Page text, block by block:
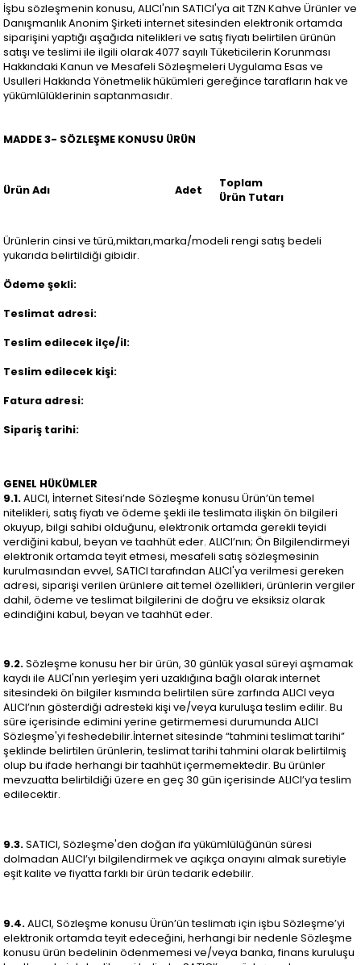
İşbu sözleşmenin konusu, ALICI'nın SATICI'ya ait TZN Kahve Ürünler ve
Danışmanlık Anonim Şirketi internet sitesinden elektronik ortamda
siparişini yaptığı aşağıda nitelikleri ve satış fiyatı belirtilen ürünün
satışı ve teslimi ile ilgili olarak 4077 sayılı Tüketicilerin Korunması
Hakkındaki Kanun ve Mesafeli Sözleşmeleri Uygulama Esas ve
Usulleri Hakkında Yönetmelik hükümleri gereğince tarafların hak ve
yükümlülüklerinin saptanmasıdır.
MADDE 3- SÖZLEŞME KONUSU ÜRÜN
Ürün Adı Adet
Toplam
Ürün Tutarı
Ürünlerin cinsi ve türü,miktarı,marka/modeli rengi satış bedeli
yukarıda belirtildiği gibidir.
Ödeme şekli:
Teslimat adresi:
Teslim edilecek ilçe/il:
Teslim edilecek kişi:
Fatura adresi:
Sipariş tarihi:
GENEL HÜKÜMLER
9.1.ALICI, İnternet Sitesi’nde Sözleşme konusu Ürün’ün temel
nitelikleri, satış fiyatı ve ödeme şekli ile teslimata ilişkin ön bilgileri
okuyup, bilgi sahibi olduğunu, elektronik ortamda gerekli teyidi
verdiğini kabul, beyan ve taahhüt eder. ALICI’nın; Ön Bilgilendirmeyi
elektronik ortamda teyit etmesi, mesafeli satış sözleşmesinin
kurulmasından evvel, SATICI tarafından ALICI'ya verilmesi gereken
adresi, siparişi verilen ürünlere ait temel özellikleri, ürünlerin vergiler
dahil, ödeme ve teslimat bilgilerini de doğru ve eksiksiz olarak
edindiğini kabul, beyan ve taahhüt eder.
9.2.Sözleşme konusu her bir ürün, 30 günlük yasal süreyi aşmamak
kaydı ile ALICI'nın yerleşim yeri uzaklığına bağlı olarak internet
sitesindeki ön bilgiler kısmında belirtilen süre zarfında ALICI veya
ALICI’nın gösterdiği adresteki kişi ve/veya kuruluşa teslim edilir. Bu
süre içerisinde edimini yerine getirmemesi durumunda ALICI
Sözleşme'yi feshedebilir.İnternet sitesinde “tahmini teslimat tarihi”
şeklinde belirtilen ürünlerin, teslimat tarihi tahmini olarak belirtilmiş
olup bu ifade herhangi bir taahhüt içermemektedir. Bu ürünler
mevzuatta belirtildiği üzere en geç 30 gün içerisinde ALICI’ya teslim
edilecektir.
9.3.SATICI, Sözleşme'den doğan ifa yükümlülüğünün süresi
dolmadan ALICI’yı bilgilendirmek ve açıkça onayını almak suretiyle
eşit kalite ve fiyatta farklı bir ürün tedarik edebilir.
9.4.ALICI, Sözleşme konusu Ürün’ün teslimatı için işbu Sözleşme’yi
elektronik ortamda teyit edeceğini, herhangi bir nedenle Sözleşme
konusu ürün bedelinin ödenmemesi ve/veya banka, finans kuruluşu